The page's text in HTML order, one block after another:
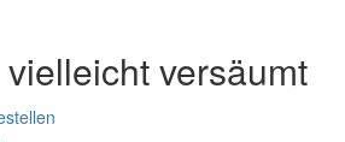
versäumt